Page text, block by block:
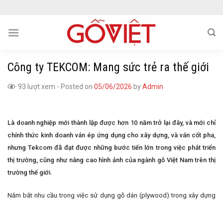
content
Công ty TEKCOM: Mang sức trẻ ra thế giới
93 lượt xem - Posted on 05/06/2026 byAdmin
Là doanh nghiệp mới thành lập được hơn 10 năm trở lại đây, và mới chỉ
chính thức kinh doanh ván ép ứng dụng cho xây dựng, và ván cốt pha,
nhưng Tekcom đã đạt được những bước tiến lớn trong việc phát triển
thị trường, cũng như nâng cao hình ảnh của ngành gỗ Việt Nam trên thị
trường thế giới.
Nắm bắt nhu cầu trong việc sử dụng gỗ dán (plywood) trong xây dựng